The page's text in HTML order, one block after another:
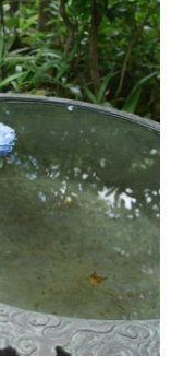
なクラフツマンメ
職人が、５か月の
を１色ずつ塗って
も６日もかかるそ
れる奥行き感と独
の輝き、経年劣化
上げも美しさの秘
ちゃ）というゴー
」をイメージして
かと思っていまし
術性を感じまし
入らず」という言
のものとされてき
ように、共働きの
する時代となりま
れて、そのデザイ
なりました。クロ
常に家族やお客様
めには、いつでも
トップの美しさ
ド」などの機能も
や単なる料理を作